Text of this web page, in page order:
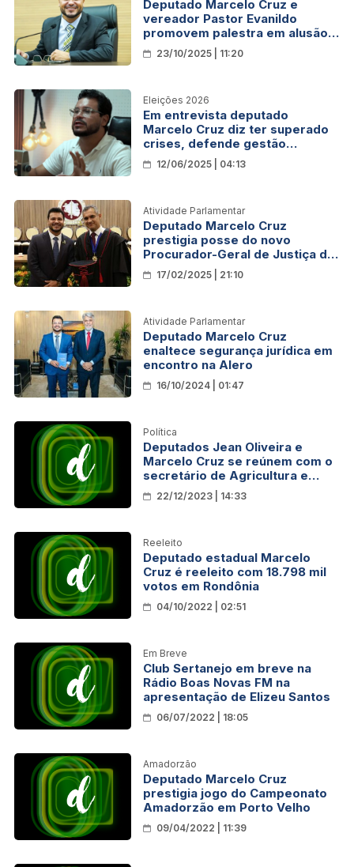
Deputado Marcelo Cruz e
vereador Pastor Evanildo
promovem palestra em alusão
ao Outubro Rosa
23/10/2025 | 11:20
Eleições 2026
Em entrevista deputado
Marcelo Cruz diz ter superado
crises, defende gestão
integrada e anuncia foco na
reeleição em 2026
12/06/2025 | 04:13
Atividade Parlamentar
Deputado Marcelo Cruz
prestigia posse do novo
Procurador-Geral de Justiça de
Rondônia
17/02/2025 | 21:10
Atividade Parlamentar
Deputado Marcelo Cruz
enaltece segurança jurídica em
encontro na Alero
16/10/2024 | 01:47
Política
Deputados Jean Oliveira e
Marcelo Cruz se reúnem com o
secretário de Agricultura e
Abastecimento do Estado de
São Paulo
22/12/2023 | 14:33
Reeleito
Deputado estadual Marcelo
Cruz é reeleito com 18.798 mil
votos em Rondônia
04/10/2022 | 02:51
Em Breve
Club Sertanejo em breve na
Rádio Boas Novas FM na
apresentação de Elizeu Santos
06/07/2022 | 18:05
Amadorzão
Deputado Marcelo Cruz
prestigia jogo do Campeonato
Amadorzão em Porto Velho
09/04/2022 | 11:39